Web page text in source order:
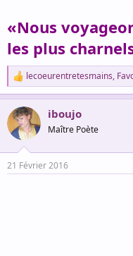
«Nous
les plus
R
e
a
c
t
i
s
lecoeurentretesmains,
iboujo
Maître Poète
21 Février 2016